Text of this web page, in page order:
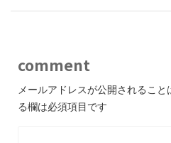
comment
メールアドレスが公開されること
る欄は必須項目です